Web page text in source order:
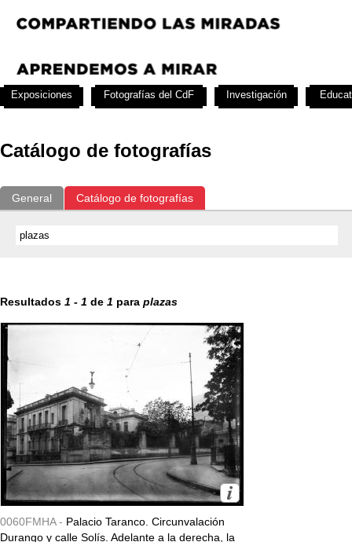
Catálogo de fotografías
General Catálogo de fotografías
Resultados 1 - 1 de 1 para plazas
0060FMHA - Palacio Taranco. Circunvalación
Durango y calle Solís. Adelante a la derecha, la
Exposiciones Fotografías del CdF Investigación